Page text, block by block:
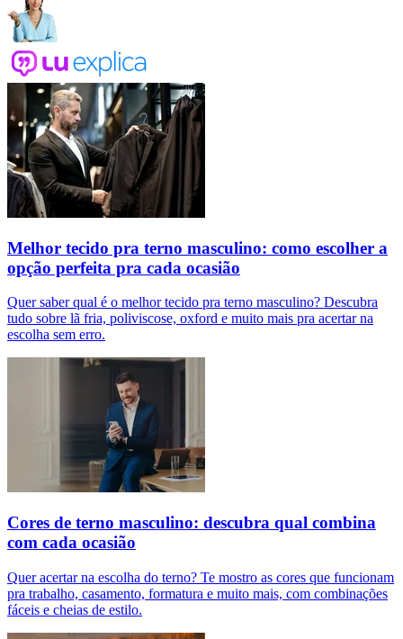
Melhor tecido pra terno masculino: como escolher a
opção perfeita pra cada ocasião
Quer saber qual é o melhor tecido pra terno masculino? Descubra
tudo sobre lã fria, poliviscose, oxford e muito mais pra acertar na
escolha sem erro.
Cores de terno masculino: descubra qual combina
com cada ocasião
Quer acertar na escolha do terno? Te mostro as cores que funcionam
pra trabalho, casamento, formatura e muito mais, com combinações
fáceis e cheias de estilo.